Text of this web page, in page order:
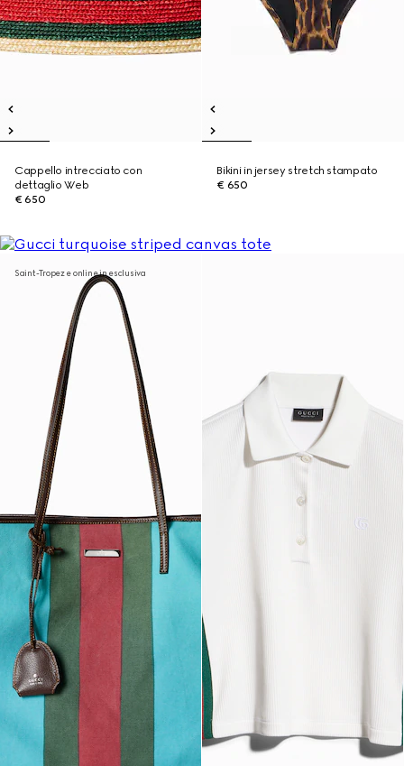
Cappello intrecciato con
dettaglio Web
€ 650
Bikini in jersey stretch stampato
€ 650
Saint-Tropez e online in esclusiva